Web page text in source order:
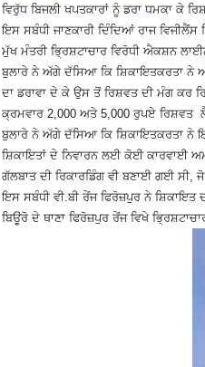
ਵਿਰੁੱਧ ਬਿਜਲੀ ਖਪਤਕਾਰਾਂ ਨੂੰ ਡਰਾ ਧਮਕਾ ਕੇ
ਇਸ ਸਬੰਧੀ ਜਾਣਕਾਰੀ ਦਿੰਦਿਆਂ ਰਾਜ
ਮੁੱਖ ਮੰਤਰੀ ਭ੍ਰਿਸ਼ਟਾਚਾਰ ਵਿਰੋਧੀ ਐਕਸ਼ਨ
ਬੁਲਾਰੇ ਨੇ ਅੱਗੇ ਦੱਸਿਆ ਕਿ ਸ਼ਿਕਾਇਤਕਰਤਾ ਨੇ
ਦਾ ਡਰਾਵਾ ਦੇ ਕੇ ਉਸ ਤੋਂ ਰਿਸ਼ਵਤ ਦੀ ਮੰਗ ਕਰ
ਕ੍ਰਮਵਾਰ 2,000 ਅਤੇ 5,000 ਰੁਪਏ ਰਿਸ਼ਵਤ
ਬੁਲਾਰੇ ਨੇ ਅੱਗੇ ਦੱਸਿਆ ਕਿ ਸ਼ਿਕਾਇਤਕਰਤਾ ਨੇ
ਸ਼ਿਕਾਇਤਾਂ ਦੇ ਨਿਵਾਰਨ ਲਈ ਕੋਈ ਕਾਰਵਾਈ
ਗੱਲਬਾਤ ਦੀ ਰਿਕਾਰਡਿੰਗ ਵੀ ਬਣਾਈ ਗਈ
ਇਸ ਸਬੰਧੀ ਵੀ.ਬੀ ਰੇਂਜ ਫਿਰੋਜ਼ਪੁਰ ਨੇ
ਬਿਊਰੋ ਦੇ ਥਾਣਾ ਫਿਰੋਜ਼ਪੁਰ ਰੇਂਜ ਵਿਖੇ